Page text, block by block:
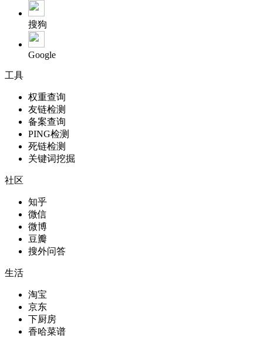
搜狗
Google
工具
权重查询
友链检测
备案查询
PING检测
死链检测
关键词挖掘
社区
知乎
微信
微博
豆瓣
搜外问答
生活
淘宝
京东
下厨房
香哈菜谱